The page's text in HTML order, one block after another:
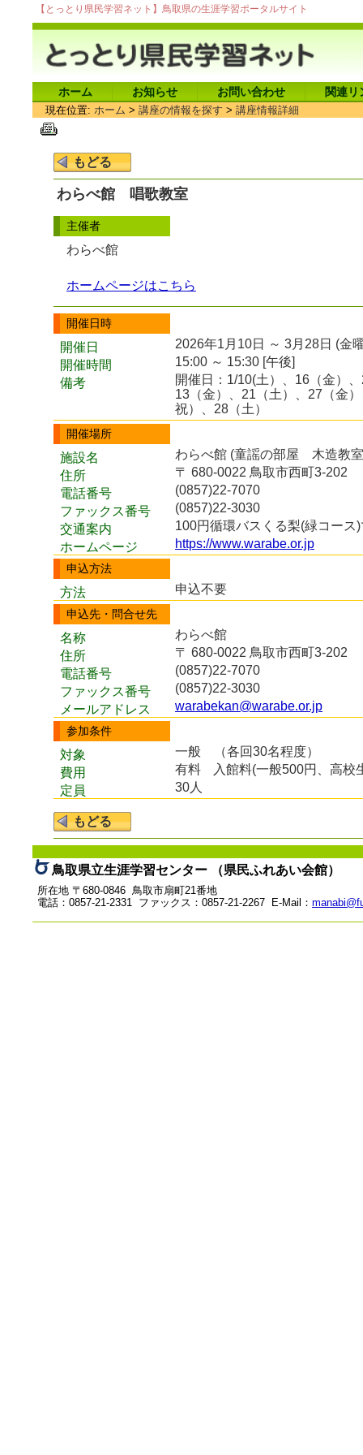
【とっとり県民学習ネット】鳥取県の生涯学習ポータルサイト
ホーム お知らせ お問い合わせ 関連リ
現在位置: ホーム > 講座の情報を探す > 講座情報詳細
わらべ館 唱歌教室
主催者
わらべ館
ホームページはこちら
開催日時
開催日
2026年1月10日 ～ 3月28日 (金
開催時間
15:00 ～ 15:30 [午後]
備考
開催日：1/10(土）、16（金）
13（金）、21（土）、27（金
祝）、28（土）
開催場所
施設名
わらべ館 (童謡の部屋 木造教
住所
〒 680-0022 鳥取市西町3-202
電話番号
(0857)22-7070
ファックス番号
(0857)22-3030
交通案内
100円循環バスくる梨(緑コー
ホームページ
https://www.warabe.or.jp
申込方法
方法 申込不要
申込先・問合せ先
名称
わらべ館
住所
〒 680-0022 鳥取市西町3-202
電話番号
(0857)22-7070
ファックス番号
(0857)22-3030
メールアドレス
warabekan@warabe.or.jp
参加条件
対象
一般 （各回30名程度）
費用
有料
入館料(一般500円、高校
定員
30人
鳥取県立生涯学習センター （県民ふれあい会館）
所在地 〒680-0846 鳥取市扇町21番地
電話：0857-21-2331 ファックス：0857-21-2267 E-Mail：